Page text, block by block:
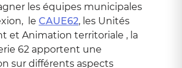
les équipes municipales
le CAUE62, les Unités
et Animation territoriale , la
62 apportent une
sur différents aspects